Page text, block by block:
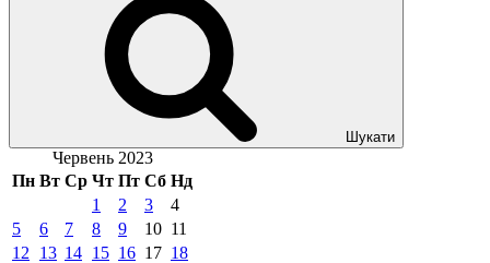
Шукати
Червень 2023
Пн Вт Ср Чт Пт Сб Нд
1
2 3
4
5
6 7 8 9 10 11
12
13 14 15 16 17 18